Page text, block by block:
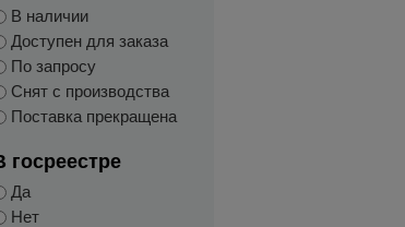
В наличии
Доступен для заказа
По запросу
Снят с производства
Поставка прекращена
госреестре
Да
Нет